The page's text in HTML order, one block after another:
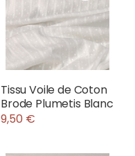
Tissu Voile de Coton
Brode Plumetis Blanc
9,50 €